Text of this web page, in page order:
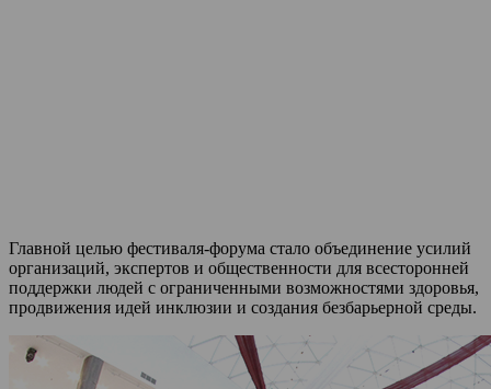
Главной целью фестиваля-форума стало объединение усилий
организаций, экспертов и общественности для всесторонней
поддержки людей с ограниченными возможностями здоровья,
продвижения идей инклюзии и создания безбарьерной среды.